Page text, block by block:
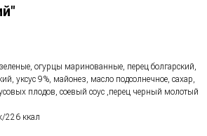
огурцы маринованные, перец болгарский,
уксус 9%, майонез, масло подсолнечное, сахар,
плодов, соевый соус ,перец черный молотый
226 ккал